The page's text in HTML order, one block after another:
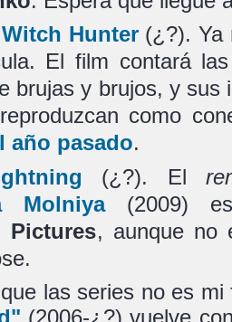
Hunter(¿?). Ya
El film contará
brujas y brujos, y sus
como
año pasado.
(¿?). El
Molniya(2009)
Pictures, aunque no
las series no es
(2006-¿?) vuelve